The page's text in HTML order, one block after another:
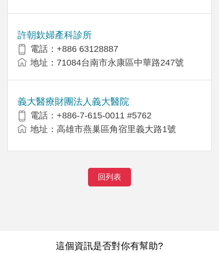
許朝欽婦產科診所
電話：+886 63128887
地址：71084台南市永康區中華路247號
義大醫療財團法人義大醫院
電話：+886-7-615-0011 #5762
地址：高雄市燕巢區角宿里義大路1號
回列表
這個資訊是否對你有幫助?